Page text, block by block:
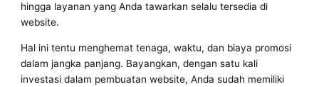
hingga layanan yang Anda tawarkan selalu tersedia di
website.
Hal ini tentu menghemat tenaga, waktu, dan biaya promosi
dalam jangka panjang. Bayangkan, dengan satu kali
investasi dalam pembuatan website, Anda sudah memiliki